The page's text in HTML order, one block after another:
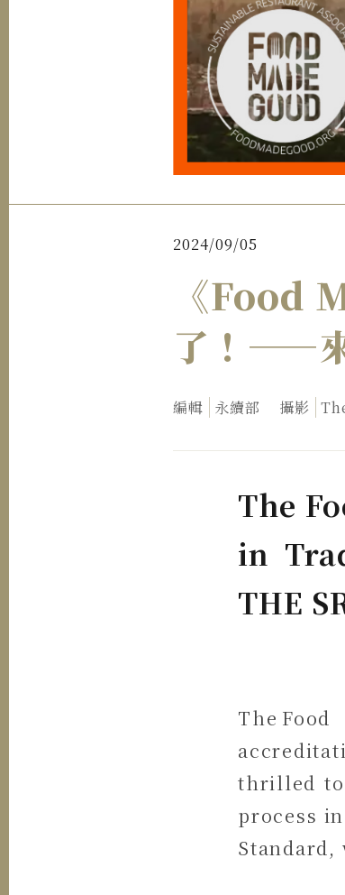
2024/09/05
《Food
了！——
編輯 永續部 攝影
The
in
THE
The
thrilled to
process
Standard,